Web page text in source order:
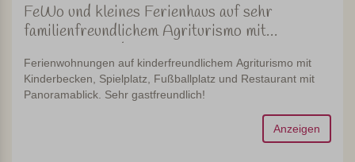
FeWo und kleines Ferienhaus auf sehr
familienfreundlichem Agriturismo mit
Ferienwohnungen auf kinderfreundlichem Agriturismo mit
Kinderbecken, Spielplatz, Fußballplatz und Restaurant mit
Panoramablick. Sehr gastfreundlich!
Anzeigen